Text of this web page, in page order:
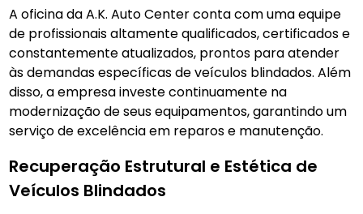
A oficina da A.K. Auto Center conta com uma equipe
de profissionais altamente qualificados, certificados e
constantemente atualizados, prontos para atender
às demandas específicas de veículos blindados. Além
disso, a empresa investe continuamente na
modernização de seus equipamentos, garantindo um
serviço de excelência em reparos e manutenção.
Recuperação Estrutural e Estética de
Veículos Blindados